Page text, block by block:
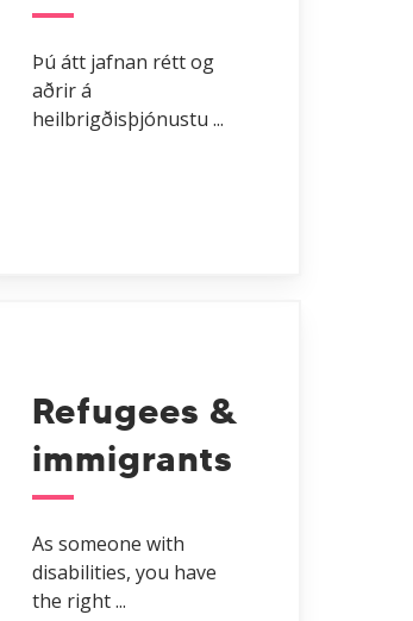
Þú átt jafnan rétt og
aðrir á
heilbrigðisþjónustu ...
Refugees &
immigrants
As someone with
disabilities, you have
the right ...